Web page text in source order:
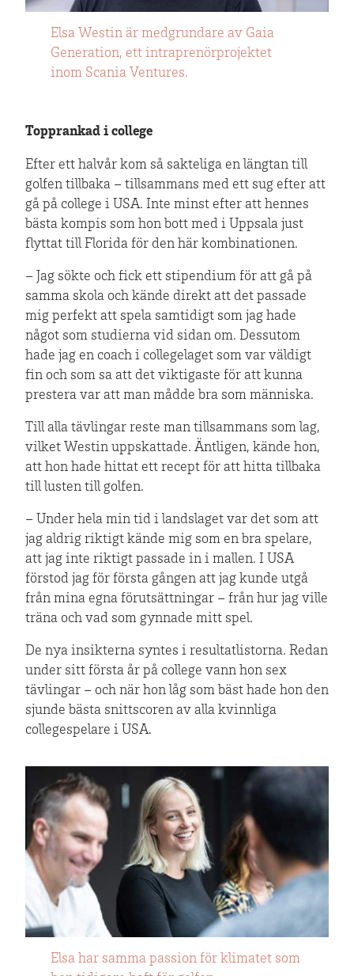
Elsa Westin är medgrundare av Gaia
Generation, ett intraprenörprojektet
inom Scania Ventures.
Topprankad i college
Efter ett halvår kom så sakteliga en längtan till
golfen tillbaka – tillsammans med ett sug efter att
gå på college i USA. Inte minst efter att hennes
bästa kompis som hon bott med i Uppsala just
flyttat till Florida för den här kombinationen.
– Jag sökte och fick ett stipendium för att gå på
samma skola och kände direkt att det passade
mig perfekt att spela samtidigt som jag hade
något som studierna vid sidan om. Dessutom
hade jag en coach i collegelaget som var väldigt
fin och som sa att det viktigaste för att kunna
prestera var att man mådde bra som människa.
Till alla tävlingar reste man tillsammans som lag,
vilket Westin uppskattade. Äntligen, kände hon,
att hon hade hittat ett recept för att hitta tillbaka
till lusten till golfen.
– Under hela min tid i landslaget var det som att
jag aldrig riktigt kände mig som en bra spelare,
att jag inte riktigt passade in i mallen. I USA
förstod jag för första gången att jag kunde utgå
från mina egna förutsättningar – från hur jag ville
träna och vad som gynnade mitt spel.
De nya insikterna syntes i resultatlistorna. Redan
under sitt första år på college vann hon sex
tävlingar – och när hon låg som bäst hade hon den
sjunde bästa snittscoren av alla kvinnliga
collegespelare i USA.
Elsa har samma passion för klimatet som